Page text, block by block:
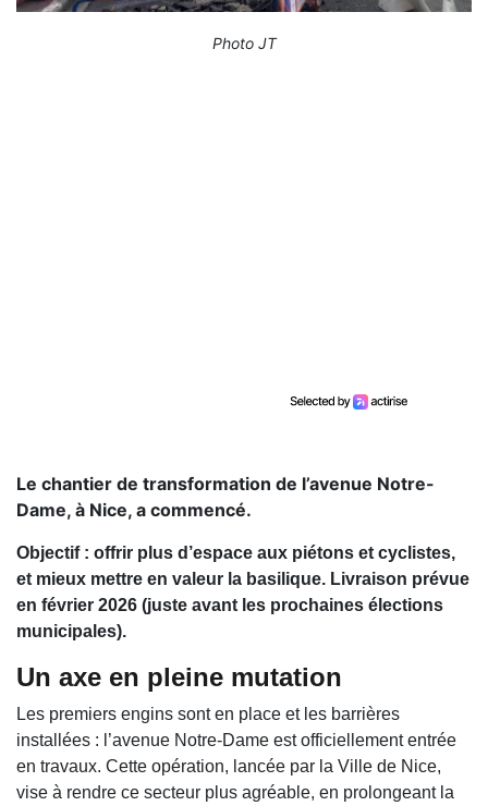
Photo JT
Le chantier de transformation de l’avenue Notre-
Dame, à Nice, a commencé.
Objectif : offrir plus d’espace aux piétons et cyclistes,
et mieux mettre en valeur la basilique. Livraison prévue
en février 2026 (juste avant les prochaines élections
municipales).
Un axe en pleine mutation
Les premiers engins sont en place et les barrières
installées : l’avenue Notre-Dame est officiellement entrée
en travaux. Cette opération, lancée par la Ville de Nice,
vise à rendre ce secteur plus agréable, en prolongeant la